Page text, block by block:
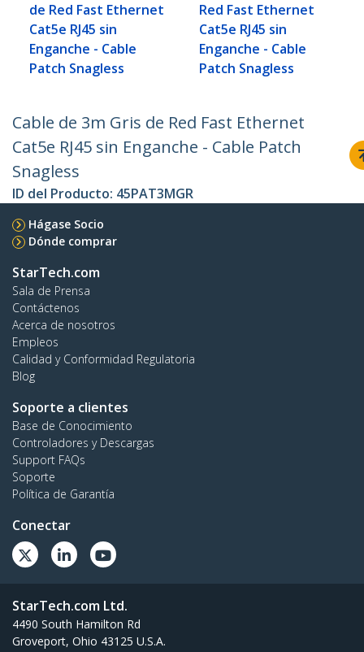
de Red Fast Ethernet
Cat5e RJ45 sin
Enganche - Cable
Patch Snagless
Red Fast Ethernet
Cat5e RJ45 sin
Enganche - Cable
Patch Snagless
Cable de 3m Gris de Red Fast Ethernet
Cat5e RJ45 sin Enganche - Cable Patch
Snagless
ID del Producto: 45PAT3MGR
Hágase Socio
Dónde comprar
StarTech.com
Sala de Prensa
Contáctenos
Acerca de nosotros
Empleos
Calidad y Conformidad Regulatoria
Blog
Soporte a clientes
Base de Conocimiento
Controladores y Descargas
Support FAQs
Soporte
Política de Garantía
Conectar
StarTech.com Ltd.
4490 South Hamilton Rd
Groveport, Ohio 43125 U.S.A.